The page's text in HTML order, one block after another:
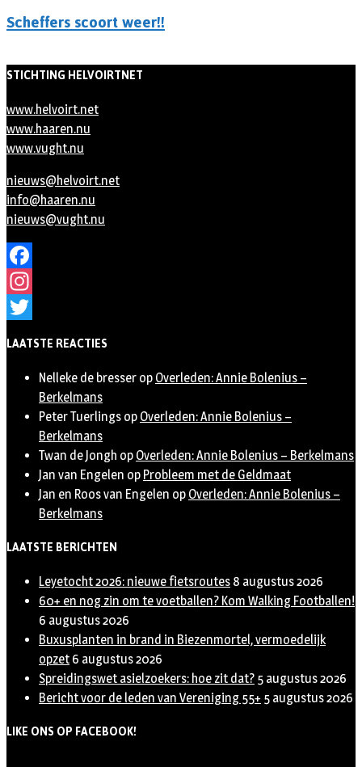
Scheffers scoort weer!!
STICHTING HELVOIRTNET
www.helvoirt.net
www.haaren.nu
www.vught.nu
nieuws@helvoirt.net
info@haaren.nu
nieuws@vught.nu
Facebook
Instagram
LAATSTE REACTIES
Nelleke de bresser op Overleden: Annie Bolenius –
Berkelmans
Peter Tuerlings op Overleden: Annie Bolenius –
Berkelmans
Twan de Jongh op Overleden: Annie Bolenius – Berkelmans
Jan van Engelen op Probleem met de Geldmaat
Jan en Roos van Engelen op Overleden: Annie Bolenius –
Berkelmans
LAATSTE BERICHTEN
Leyetocht 2026: nieuwe fietsroutes 8 augustus 2026
60+ en nog zin om te voetballen? Kom Walking Footballen!
6 augustus 2026
Buxusplanten in brand in Biezenmortel, vermoedelijk
opzet 6 augustus 2026
Spreidingswet asielzoekers: hoe zit dat? 5 augustus 2026
Bericht voor de leden van Vereniging 55+ 5 augustus 2026
LIKE ONS OP FACEBOOK!